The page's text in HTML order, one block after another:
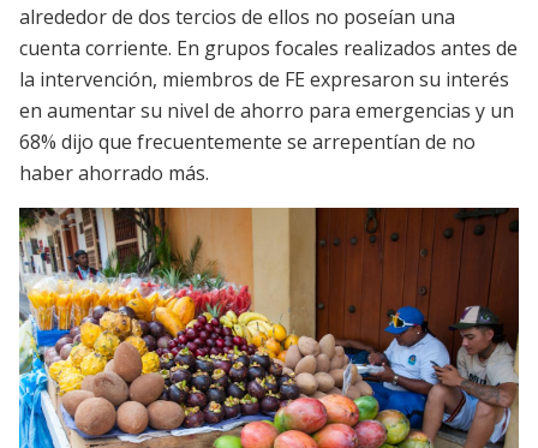
alrededor de dos tercios de ellos no poseían una
cuenta corriente. En grupos focales realizados antes de
la intervención, miembros de FE expresaron su interés
en aumentar su nivel de ahorro para emergencias y un
68% dijo que frecuentemente se arrepentían de no
haber ahorrado más.